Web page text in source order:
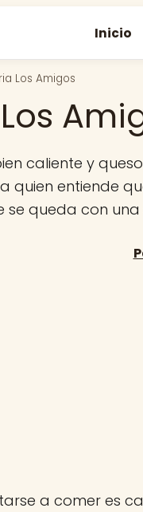
Inicio
Los Amigos
caliente y
quien entiende
se queda con
a comer es